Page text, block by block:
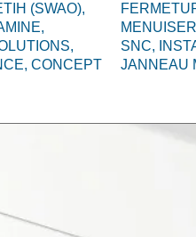
(SWAO),
CONCEPT
SNC,
JANNEAU